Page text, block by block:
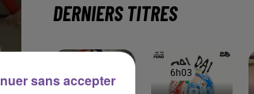
DERNIERS TITRES
6h03
6h03
sans accepter